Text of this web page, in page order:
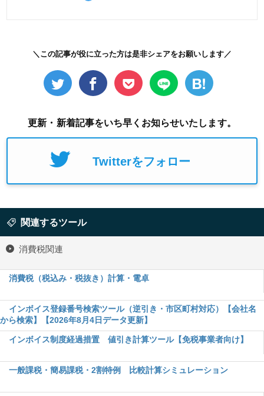
＼この記事が役に立った方は是非シェアをお願いします／
更新・新着記事をいち早くお知らせいたします。
Twitterをフォロー
関連するツール
消費税関連
消費税（税込み・税抜き）計算・電卓
インボイス登録番号検索ツール（逆引き・市区町村対応）【会社名
から検索】【2026年8月4日データ更新】
インボイス制度経過措置 値引き計算ツール【免税事業者向け】
一般課税・簡易課税・2割特例 比較計算シミュレーション